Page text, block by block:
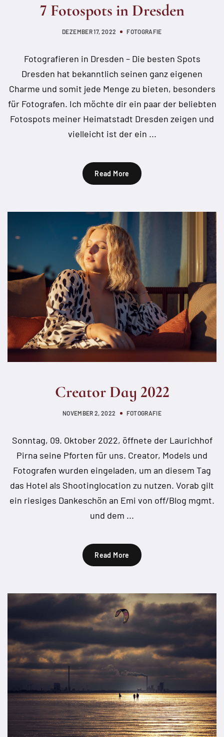
7 Fotospots in Dresden
DEZEMBER 17, 2022 FOTOGRAFIE
Fotografieren in Dresden – Die besten Spots
Dresden hat bekanntlich seinen ganz eigenen
Charme und somit jede Menge zu bieten, besonders
für Fotografen. Ich möchte dir ein paar der beliebten
Fotospots meiner Heimatstadt Dresden zeigen und
vielleicht ist der ein ...
Read More
Creator Day 2022
NOVEMBER 2, 2022 FOTOGRAFIE
Sonntag, 09. Oktober 2022, öffnete der Laurichhof
Pirna seine Pforten für uns. Creator, Models und
Fotografen wurden eingeladen, um an diesem Tag
das Hotel als Shootinglocation zu nutzen. Vorab gilt
ein riesiges Dankeschön an Emi von off/Blog mgmt.
und dem ...
Read More